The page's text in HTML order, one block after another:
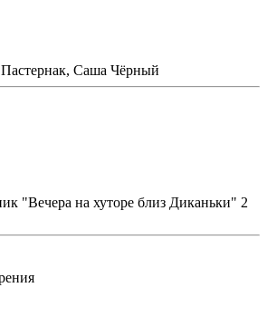
Саша Чёрный
"Вечера на хуторе близ Диканьки" 2